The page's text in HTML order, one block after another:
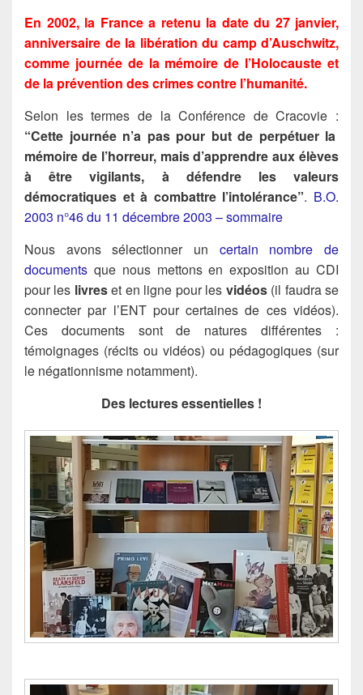
En 2002, la France a retenu la date du 27 janvier,
anniversaire de la libération du camp d’Auschwitz,
comme journée de la mémoirede l’Holocauste et
de la prévention des crimes contre l’humanité.
Selon les termes de la Conférence de Cracovie :
“Cette journée n’a pas pour but de perpétuer la
mémoire de l’horreur, mais d’apprendre aux élèves
à être vigilants, à défendre les valeurs
démocratiques et à combattre l’intolérance”. B.O.
2003 n°46 du 11 décembre 2003 – sommaire
Nous avons sélectionner un certain nombre de
documents que nous mettons en exposition au CDI
pour les livreset en ligne pour les vidéos(il faudra se
connecter par l’ENT pour certaines de ces vidéos).
Ces documents sont de natures différentes :
témoignages (récits ou vidéos) ou pédagogiques (sur
le négationnisme notamment).
Des lectures essentielles !